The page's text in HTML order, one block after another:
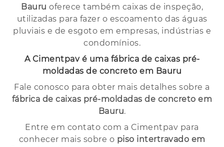
Bauru oferece também caixas de inspeção,
utilizadas para fazer o escoamento das águas
pluviais e de esgoto em empresas, indústrias e
condomínios.
A Cimentpav é uma fábrica de caixas pré-
moldadas de concreto em Bauru
Fale conosco para obter mais detalhes sobre a
fábrica de caixas pré-moldadas de concreto em
Bauru.
Entre em contato com a Cimentpav para
conhecer mais sobre o piso intertravado em